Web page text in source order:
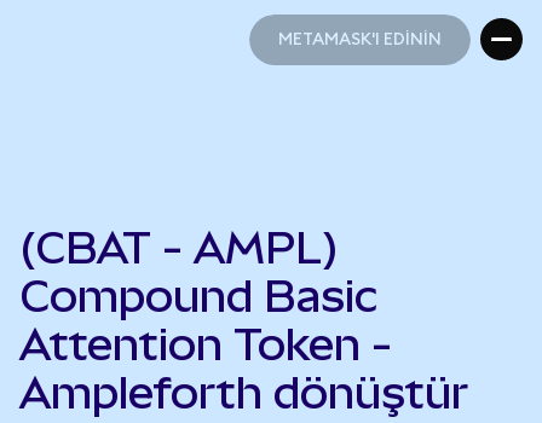
METAMASK'I EDİNİN
(CBAT - AMPL)
Compound Basic
Attention Token -
Ampleforth dönüştür